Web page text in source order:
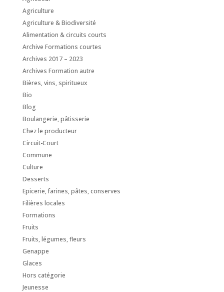
Agriculture
Agriculture & Biodiversité
Alimentation & circuits courts
Archive Formations courtes
Archives 2017 – 2023
Archives Formation autre
Bières, vins, spiritueux
Bio
Blog
Boulangerie, pâtisserie
Chez le producteur
Circuit-Court
Commune
Culture
Desserts
Epicerie, farines, pâtes, conserves
Filières locales
Formations
Fruits
Fruits, légumes, fleurs
Genappe
Glaces
Hors catégorie
Jeunesse